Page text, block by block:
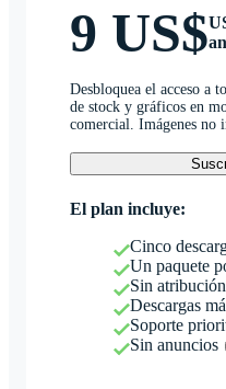
9 US$
Desbloquea el acceso a
de stock y gráficos en
comercial. Imágenes no
El plan incluye:
Cinco
Un paquete
Sin
Descargas
Soporte
Sin anuncios